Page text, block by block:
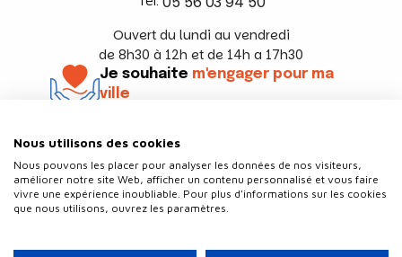
Ouvert du lundi au vendredi
de 8h30 à 12h et de 14h a 17h30
Je souhaite m'engager pour ma
ville
Suivez-nous
Nous utilisons des cookies
Nous pouvons les placer pour analyser les données de nos visiteurs,
améliorer notre site Web, afficher un contenu personnalisé et vous faire
vivre une expérience inoubliable. Pour plus d'informations sur les cookies
que nous utilisons, ouvrez les paramètres.